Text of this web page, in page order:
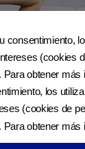
con las
consentimiento,
(cookies
obtener
los
(cookies de
obtener